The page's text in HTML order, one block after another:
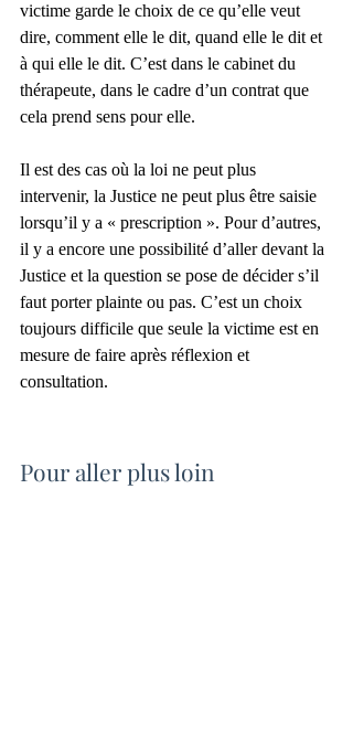
victime garde le choix de ce qu’elle veut
dire, comment elle le dit, quand elle le dit et
à qui elle le dit. C’est dans le cabinet du
thérapeute, dans le cadre d’un contrat que
cela prend sens pour elle.
Il est des cas où la loi ne peut plus
intervenir, la Justice ne peut plus être saisie
lorsqu’il y a « prescription ». Pour d’autres,
il y a encore une possibilité d’aller devant la
Justice et la question se pose de décider s’il
faut porter plainte ou pas. C’est un choix
toujours difficile que seule la victime est en
mesure de faire après réflexion et
consultation.
Pour aller plus loin